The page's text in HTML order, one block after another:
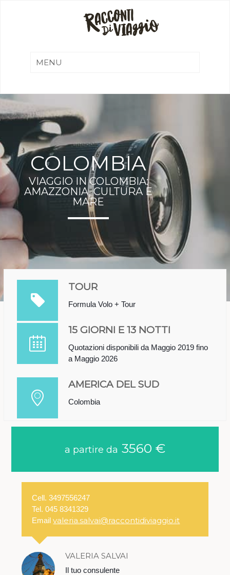
COLOMBIA
VIAGGIO IN COLOMBIA:
AMAZZONIA, CULTURA E
MARE
TOUR
Formula Volo + Tour
15 GIORNI E 13 NOTTI
Quotazioni disponibili da Maggio 2019 fino
a Maggio 2026
AMERICA DEL SUD
Colombia
a partire da 3560 €
Cell. 3497556247
Tel. 045 8341329
Emailvaleria.salvai@raccontidiviaggio.it
VALERIA SALVAI
Il tuo consulente